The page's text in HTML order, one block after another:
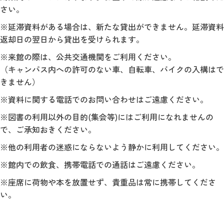
さい。
※延滞資料がある場合は、新たな貸出ができません。延滞資料
返却日の翌日から貸出を受けられます。
※来館の際は、公共交通機関をご利用ください。
（キャンパス内への許可のない車、自転車、バイクの入構はで
きません）
※資料に関する電話でのお問い合わせはご遠慮ください。
※図書の利用以外の目的(集会等)にはご利用になれませんの
で、ご承知おきください。
※他の利用者の迷惑にならないよう静かに利用してください。
※館内での飲食、携帯電話での通話はご遠慮ください。
※座席に荷物や本を放置せず、貴重品は常に携帯してくださ
い。